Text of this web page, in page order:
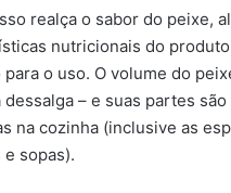
realça o sabor do peixe,
nutricionais do
o uso. O volume do
dessalga – e suas partes são
na cozinha (inclusive as
e sopas).